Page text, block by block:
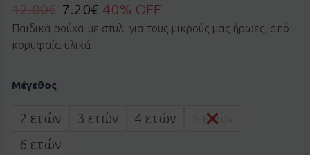
12.00€ 7.20€ 40% OFF
Παιδικά ρούχα με στυλ για τους μικρούς μας ήρωες, από
κορυφαία υλικά
Μέγεθος
2 ετών 3 ετών 4 ετών
5 ετών
6 ετών
HASHTAG
σάπιο
μήλο
ποσότητα